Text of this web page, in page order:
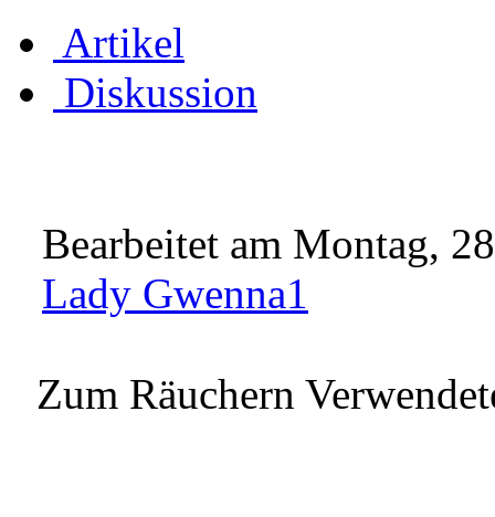
Artikel
Diskussion
Bearbeitet am Montag,
Lady Gwenna1
Zum Räuchern